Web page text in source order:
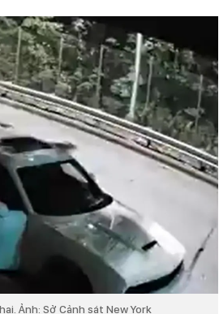
Ảnh: Sở Cảnh sát New York